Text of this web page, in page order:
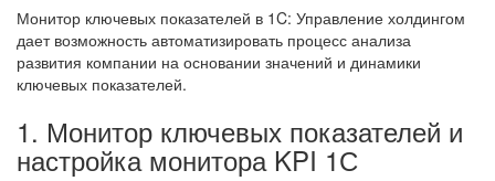
Монитор ключевых показателей в 1C: Управление холдингом
дает возможность автоматизировать процесс анализа
развития компании на основании значений и динамики
ключевых показателей.
1. Монитор ключевых показателей и
настройка монитора KPI 1С